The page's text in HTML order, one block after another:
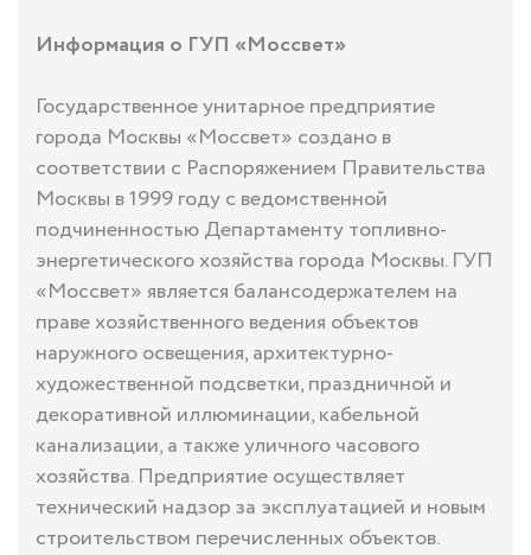
Информация о ГУП «Моссвет»
Государственное унитарное предприятие
города Москвы «Моссвет» создано в
соответствии с Распоряжением Правительства
Москвы в 1999 году с ведомственной
подчиненностью Департаменту топливно-
энергетического хозяйства города Москвы. ГУП
«Моссвет» является балансодержателем на
праве хозяйственного ведения объектов
наружного освещения, архитектурно-
художественной подсветки, праздничной и
декоративной иллюминации, кабельной
канализации, а также уличного часового
хозяйства. Предприятие осуществляет
технический надзор за эксплуатацией и новым
строительством перечисленных объектов.